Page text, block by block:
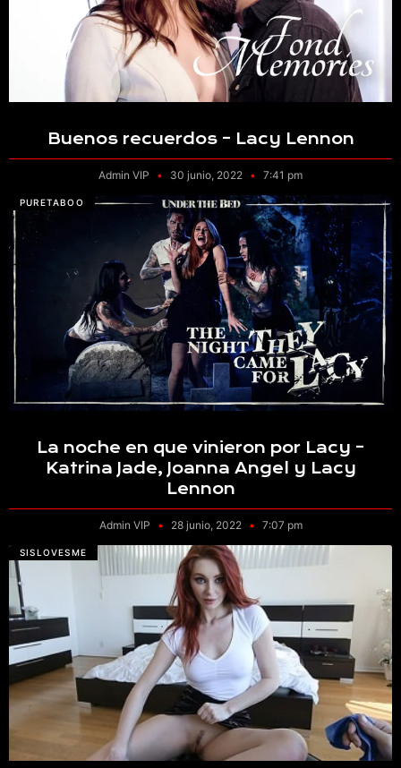
Buenos recuerdos – Lacy Lennon
Admin VIP 30 junio, 2022 7:41 pm
PURETABOO
La noche en que vinieron por Lacy –
Katrina Jade, Joanna Angel y Lacy
Lennon
Admin VIP 28 junio, 2022 7:07 pm
SISLOVESME